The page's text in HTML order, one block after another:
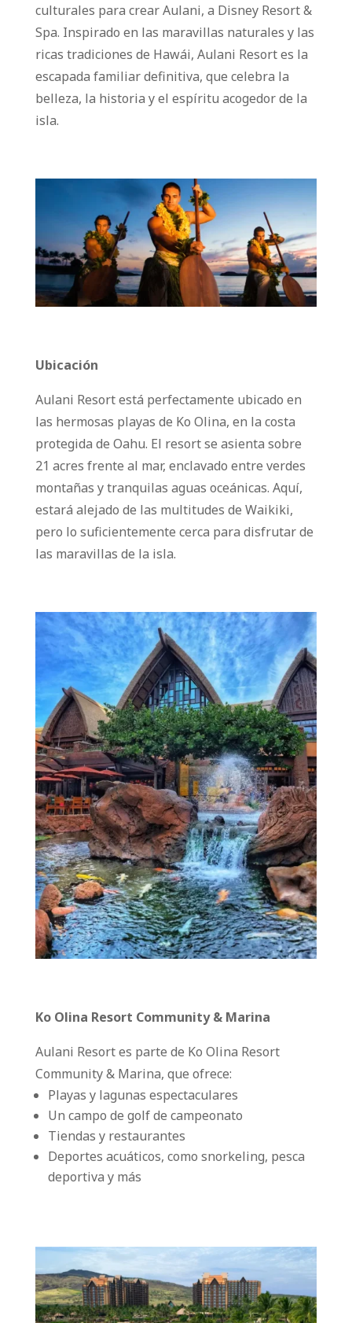
culturales para crear Aulani, a Disney Resort &
Spa. Inspirado en las maravillas naturales y las
ricas tradiciones de Hawái, Aulani Resort es la
escapada familiar definitiva, que celebra la
belleza, la historia y el espíritu acogedor de la
isla.
Ubicación
Aulani Resort está perfectamente ubicado en
las hermosas playas de Ko Olina, en la costa
protegida de Oahu. El resort se asienta sobre
21 acres frente al mar, enclavado entre verdes
montañas y tranquilas aguas oceánicas. Aquí,
estará alejado de las multitudes de Waikiki,
pero lo suficientemente cerca para disfrutar de
las maravillas de la isla.
Ko Olina Resort Community & Marina
Aulani Resort es parte de Ko Olina Resort
Community & Marina, que ofrece:
Playas y lagunas espectaculares
Un campo de golf de campeonato
Tiendas y restaurantes
Deportes acuáticos, como snorkeling, pesca
deportiva y más